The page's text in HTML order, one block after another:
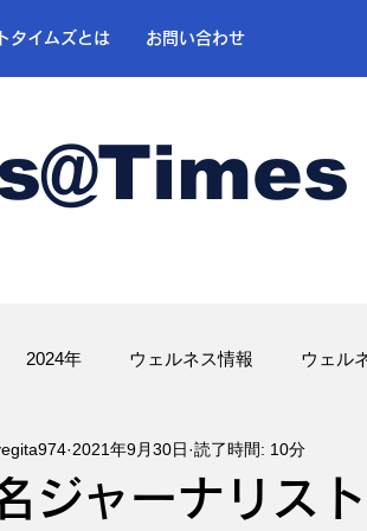
タイムズとは お問い合わせ
2024年 ウェルネス情報 ウェル
ジャーナリス
2021年9月30日 読了時間: 10分